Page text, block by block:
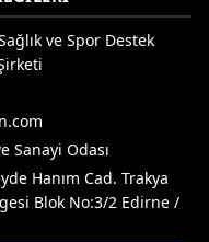
ve Spor Destek
Sanayi Odası
Hanım Cad. Trakya
Blok No:3/2 Edirne /